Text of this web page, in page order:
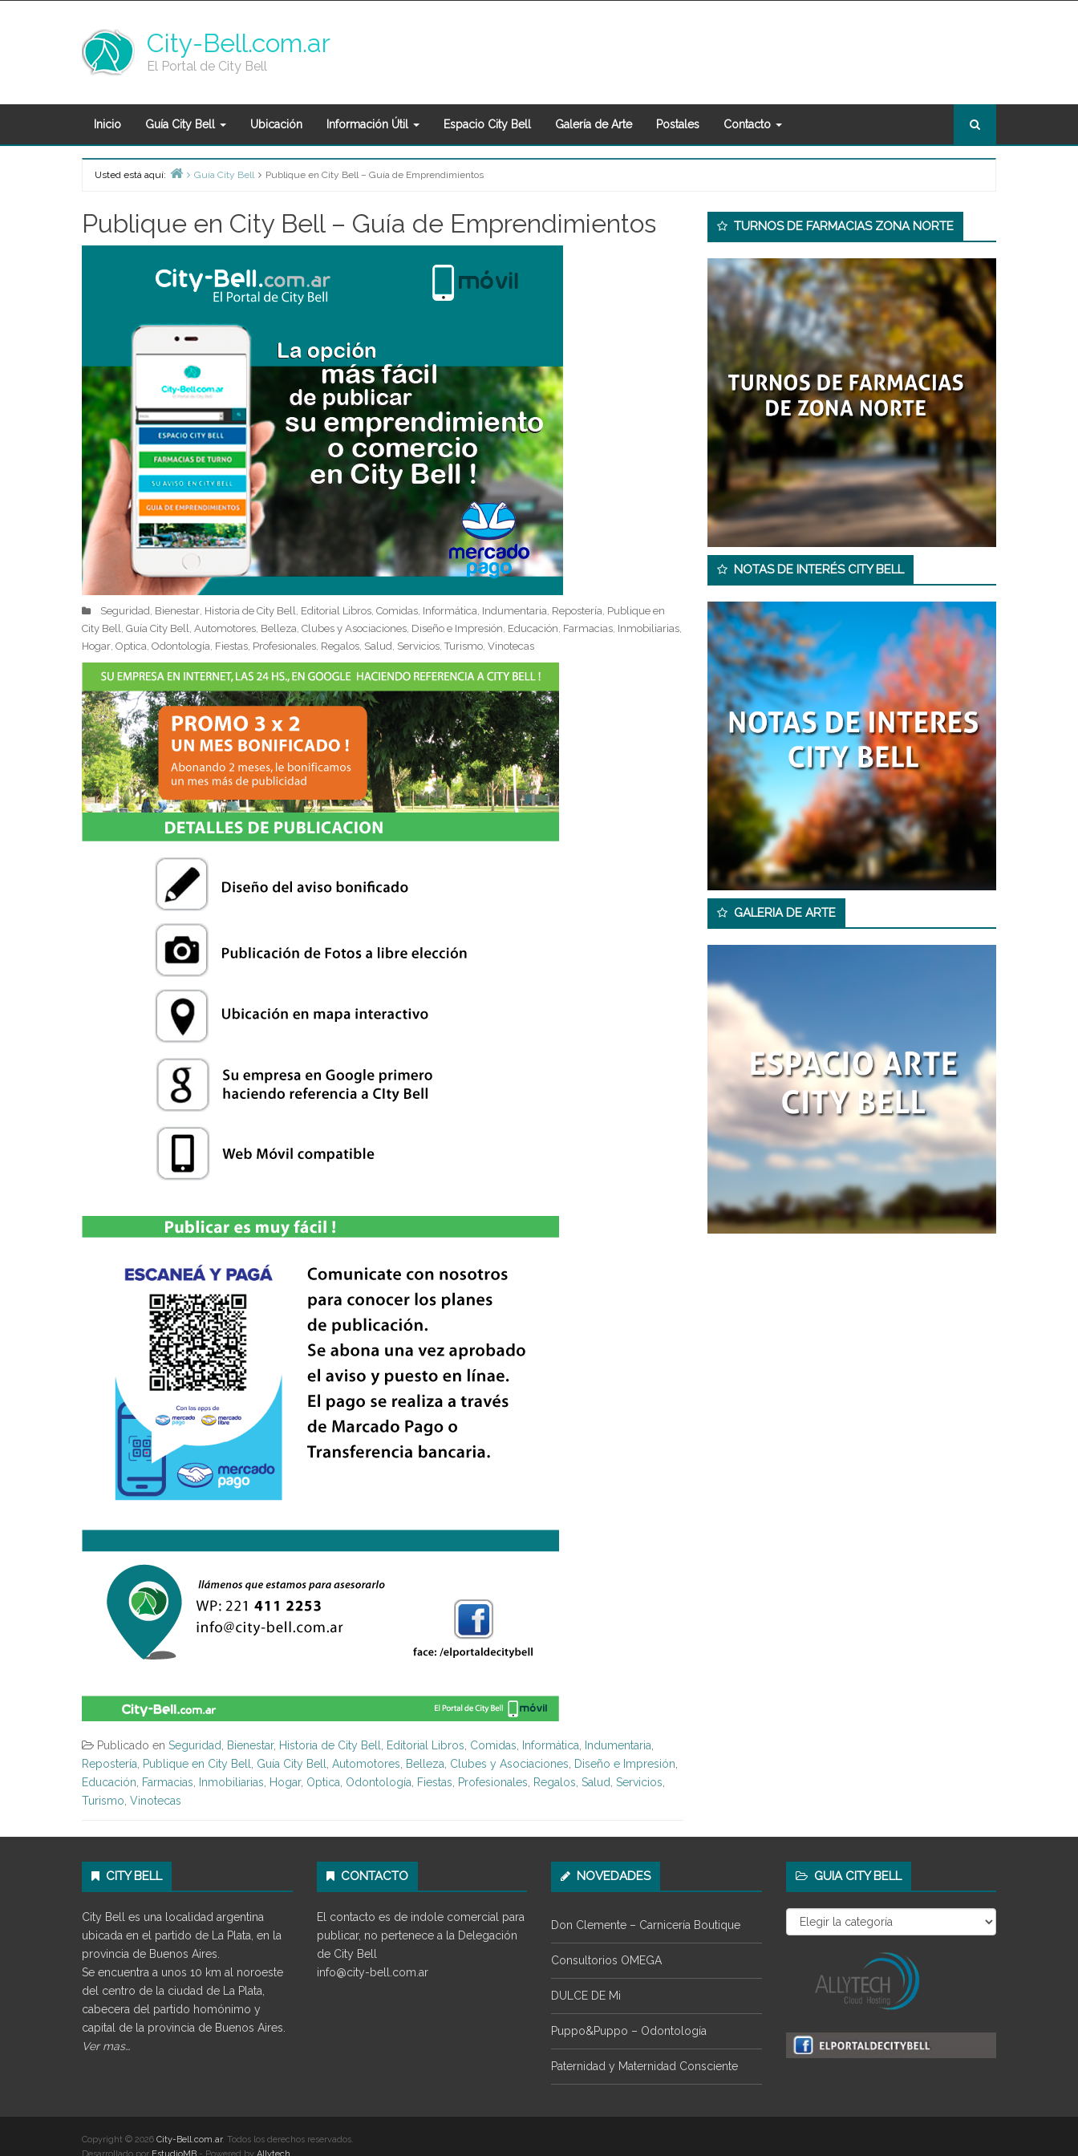
City-Bell.com.ar
El Portal de City Bell
Inicio Guía City Bell Ubicación Información Útil Espacio City Bell Galería de Arte Postales Contacto
Usted está aquí:
Guía City Bell Publique en City Bell – Guía de Emprendimientos
Publique en City Bell – Guía de Emprendimientos
Seguridad, Bienestar, Historia de City Bell, Editorial Libros, Comidas, Informática, Indumentaria, Repostería, Publique en
City Bell, Guía City Bell, Automotores, Belleza, Clubes y Asociaciones, Diseño e Impresión, Educación, Farmacias, Inmobiliarias,
Hogar, Optica, Odontología, Fiestas, Profesionales, Regalos, Salud, Servicios,Turismo, Vinotecas
Publicado en Seguridad Bienestar, Historia de City Bell Editorial Libros Comidas Informática Indumentaria
Repostería
Publique en City Bell Guía City Bell Automotores Belleza Clubes y Asociaciones Diseño e Impresión
Educación
Farmacias Inmobiliarias Hogar, Optica Odontología Fiestas Profesionales Regalos Salud Servicios
Turismo Vinotecas
Secondary
Sidebar
TURNOS DE FARMACIAS ZONA NORTE
NOTAS DE INTERÉS CITY BELL
GALERIA DE ARTE
CITY BELL
City Bell es una localidad argentina
ubicada en el partido de La Plata, en la
provincia de Buenos Aires.
Se encuentra a unos 10 km al noroeste
del centro de la ciudad de La Plata,
cabecera del partido homónimo y
capital de la provincia de Buenos Aires.
Ver mas…
CONTACTO
El contacto es de indole comercial para
publicar, no pertenece a la Delegación
de City Bell
info@city-bell.com.ar
NOVEDADES
Don Clemente – Carnicería Boutique
Consultorios OMEGA
DULCE DE Mi
Puppo&Puppo – Odontología
Paternidad y Maternidad Consciente
GUIA CITY BELL
Guia
City
Copyright © 2026 City-Bell.com.ar. Todos los derechos reservados.